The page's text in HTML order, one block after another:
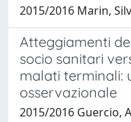
2015/2016 Marin,
Atteggiamenti
socio sanitari
malati terminali:
osservazionale
2015/2016 Guercio,